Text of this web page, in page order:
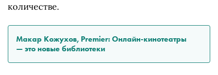
количестве.
Макар Кожухов, Premier: Онлайн-кинотеатры
— это новые библиотеки